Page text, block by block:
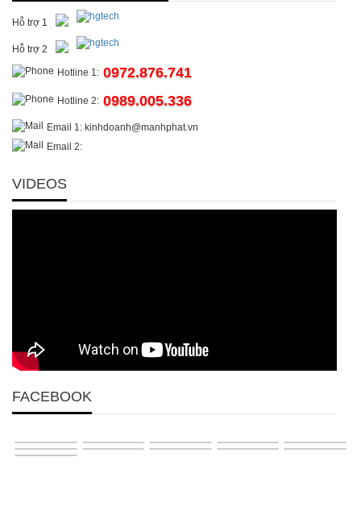
Hỗ trợ 1
Hỗ trợ 2
Hotline 1: 0972.876.741
Hotline 2: 0989.005.336
Email 1: kinhdoanh@manhphat.vn
Email 2:
VIDEOS
FACEBOOK